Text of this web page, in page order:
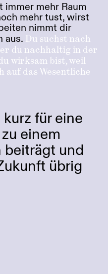
mehr Raum
mehr tust, wirst
nimmt dir
aus. Du suchst nach
du nachhaltig in der
wirksam bist, weil
das Wesentliche
für eine
einem
beiträgt und
übrig